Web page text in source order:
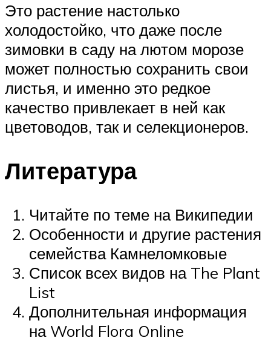
Это растение настолько
холодостойко, что даже после
зимовки в саду на лютом морозе
может полностью сохранить свои
листья, и именно это редкое
качество привлекает в ней как
цветоводов, так и селекционеров.
Литература
Читайте по теме на Википедии
Особенности и другие растения
семейства Камнеломковые
Список всех видов на The Plant
List
Дополнительная информация
на World Flora Online